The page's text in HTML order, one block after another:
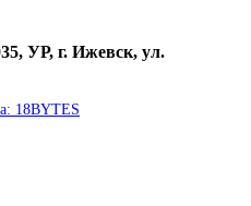
УР, г. Ижевск, ул.
18BYTES